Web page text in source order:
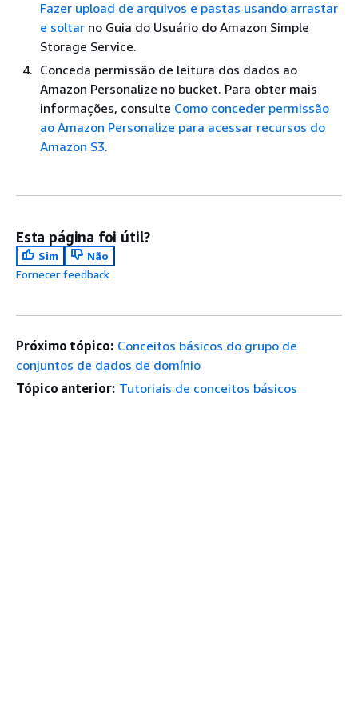
Fazer upload de arquivos e pastas usando arrastar
e soltar no Guia do Usuário do Amazon Simple
Storage Service.
Conceda permissão de leitura dos dados ao
Amazon Personalize no bucket. Para obter mais
informações, consulte Como conceder permissão
ao Amazon Personalize para acessar recursos do
Amazon S3.
Esta página foi útil?
Sim
Não
Fornecer feedback
Próximo tópico: Conceitos básicos do grupo de
conjuntos de dados de domínio
Tópico anterior: Tutoriais de conceitos básicos